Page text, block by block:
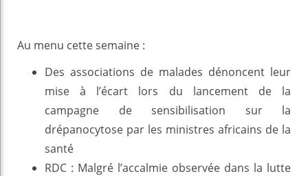
Au menu cette semaine :
Des associations de malades dénoncent leur
mise à l’écart lors du lancement de la
campagne de sensibilisation sur la
drépanocytose par les ministres africains de la
santé
RDC : Malgré l’accalmie observée dans la lutte